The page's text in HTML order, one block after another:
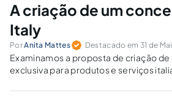
A criação de um
Italy
PorAnita Mattes Destacado em 31 de
Examinamos a proposta de criação
exclusiva para produtos e serviços
falsificações e valorização do